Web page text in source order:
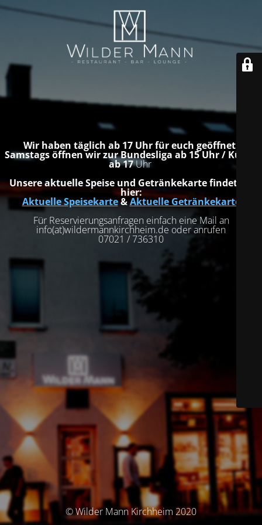
Wir haben täglich ab 17 Uhr für euch geöffnet.
Samstags öffnen wir zur Bundesliga ab 15 Uhr / Küche
ab 17Uhr
Unsere aktuelle Speise und Getränkekarte findet ihr
hier:
Aktuelle Speisekarte&Aktuelle Getränkekarte
Für Reservierungsanfragen einfach eine Mail an
info(at)wildermannkirchheim.de oder anrufen
07021 / 736310
© Wilder Mann Kirchheim 2020